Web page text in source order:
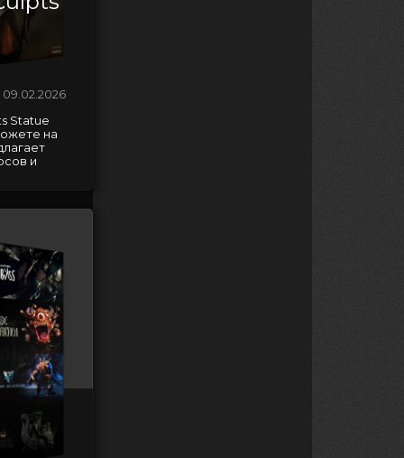
09.02.2026
Statue
на
и